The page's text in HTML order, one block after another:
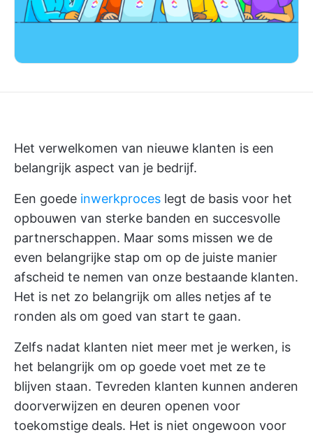
Het verwelkomen van nieuwe klanten is een
belangrijk aspect van je bedrijf.
Een goede inwerkproces legt de basis voor het
opbouwen van sterke banden en succesvolle
partnerschappen. Maar soms missen we de
even belangrijke stap om op de juiste manier
afscheid te nemen van onze bestaande klanten.
Het is net zo belangrijk om alles netjes af te
ronden als om goed van start te gaan.
Zelfs nadat klanten niet meer met je werken, is
het belangrijk om op goede voet met ze te
blijven staan. Tevreden klanten kunnen anderen
doorverwijzen en deuren openen voor
toekomstige deals. Het is niet ongewoon voor